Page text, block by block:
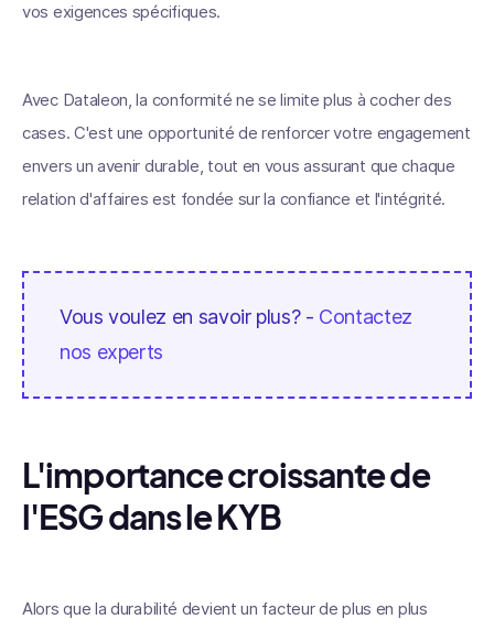
vos exigences spécifiques.
Avec Dataleon, la conformité ne se limite plus à cocher des
cases. C'est une opportunité de renforcer votre engagement
envers un avenir durable, tout en vous assurant que chaque
relation d'affaires est fondée sur la confiance et l'intégrité.
Vous voulez en savoir plus? - Contactez
nos experts
L'importance croissante de
l'ESG dans le KYB
Alors que la durabilité devient un facteur de plus en plus